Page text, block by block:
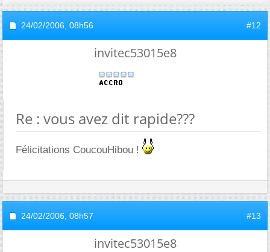
24/02/2006, 08h56 #12
invitec53015e8
Re : vous avez dit rapide???
Félicitations CoucouHibou !
24/02/2006, 08h57 #13
invitec53015e8